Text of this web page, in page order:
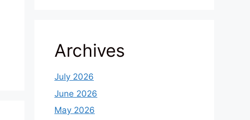
Archives
July 2026
June 2026
May 2026